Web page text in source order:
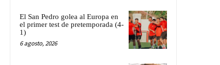
El San Pedro golea al Europa en
el primer test de pretemporada (4-
1)
6 agosto, 2026